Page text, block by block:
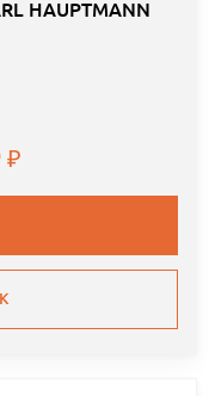
HAUPTMANN